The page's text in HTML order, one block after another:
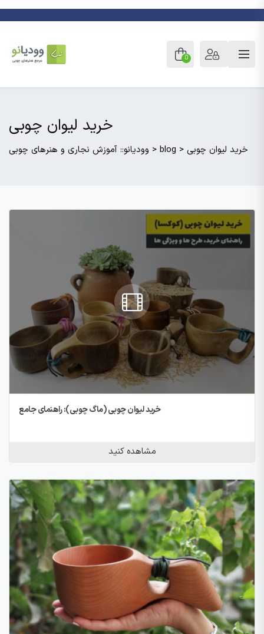
0
خرید لیوان چوبی
وودیانو:: آموزش نجاری و هنرهای چوبی > blog > خرید لیوان چوبی
خرید لیوان چوبی (ماگ چوبی): راهنمای جامع
مشاهده کنید